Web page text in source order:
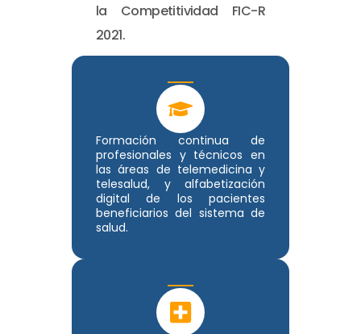
Formación continua de
profesionales y técnicos en
las áreas de telemedicina y
telesalud, y alfabetización
digital de los pacientes
beneficiarios del sistema de
salud.
la Competitividad FIC-R
2021.